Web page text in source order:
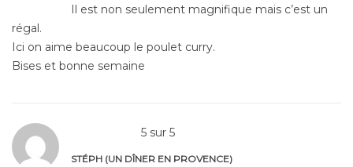
Il est non seulement magnifique mais c’est un
régal.
Ici on aime beaucoup le poulet curry.
Bises et bonne semaine
5 sur 5
STÉPH (UN DÎNER EN PROVENCE)